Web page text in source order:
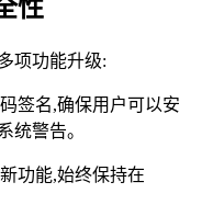
性
项功能升级:
签名,确保用户可以安
统警告。
功能,始终保持在